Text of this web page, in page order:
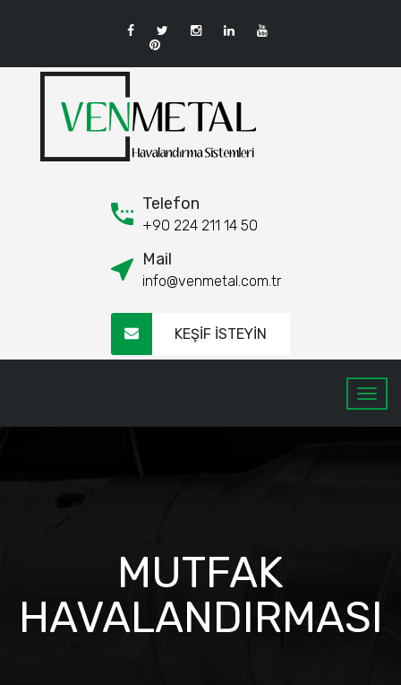
Telefon
+90 224 211 14 50
Mail
info@venmetal.com.tr
KEŞİF İSTEYİN
MUTFAK
HAVALANDIRMASI